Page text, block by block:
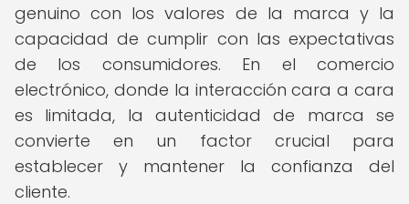
genuino con los valores de la marca y la
capacidad de cumplir con las expectativas
de los consumidores. En el comercio
electrónico, donde la interacción cara a cara
es limitada, la autenticidad de marca se
convierte en un factor crucial para
establecer y mantener la confianza del
cliente.